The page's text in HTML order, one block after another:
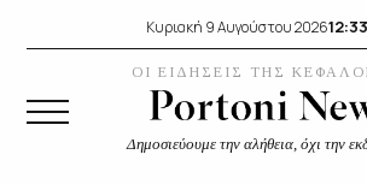
Κυριακή 9 Αυγούστου 2026
ΟΙ ΕΙΔΗΣΕΙΣ ΤΗΣ
Δημοσιεύουμε την αλήθεια, όχι την